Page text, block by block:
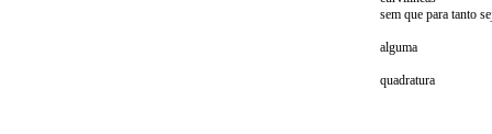
sem que para tanto
alguma
quadratura